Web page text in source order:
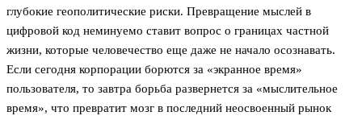
глубокие геополитические риски. Превращение мыслей в
цифровой код неминуемо ставит вопрос о границах частной
жизни, которые человечество еще даже не начало осознавать.
Если сегодня корпорации борются за «экранное время»
пользователя, то завтра борьба развернется за «мыслительное
время», что превратит мозг в последний неосвоенный рынок